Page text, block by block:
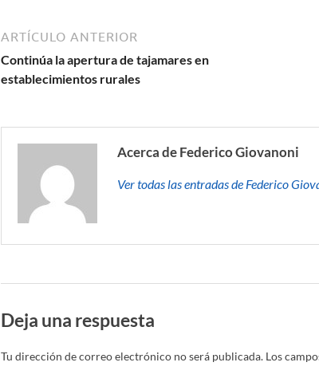
ARTÍCULO ANTERIOR
Continúa la apertura de tajamares en
establecimientos rurales
Acerca de Federico Giovanoni
Ver todas las entradas de Federico
Deja una respuesta
Tu dirección de correo electrónico no será publicada. Los